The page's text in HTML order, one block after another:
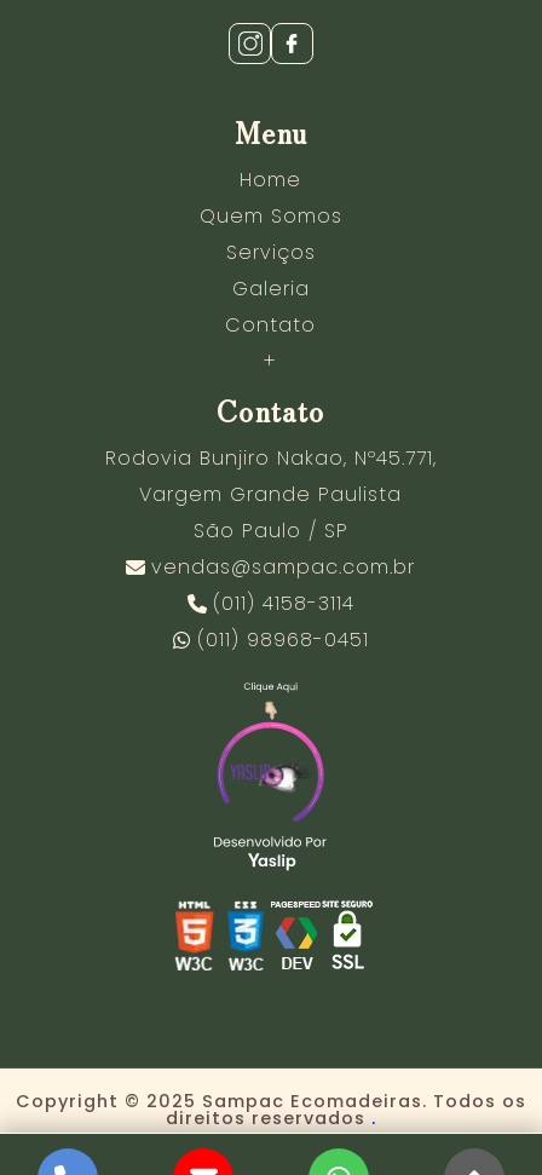
Menu
Home
Quem Somos
Serviços
Galeria
Contato
+
Contato
Rodovia Bunjiro Nakao, Nº45.771,
Vargem Grande Paulista
São Paulo / SP
vendas@sampac.com.br
(011) 4158-3114
(011) 98968-0451
Copyright © 2025 Sampac Ecomadeiras. Todos os
direitos reservados .